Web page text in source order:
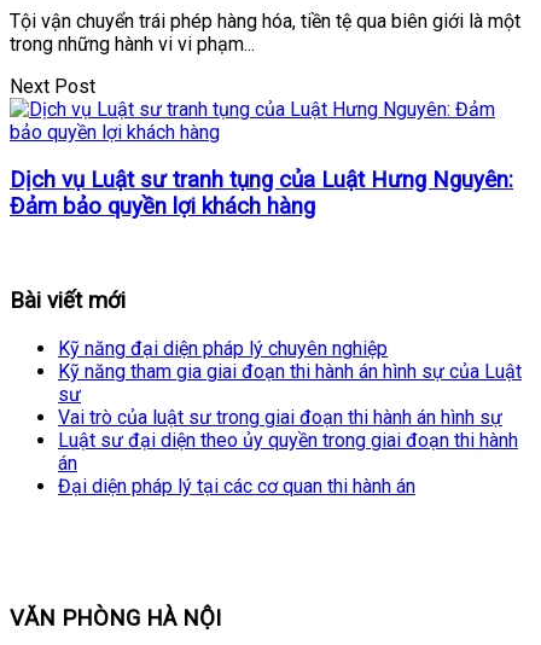
Tội vận chuyển trái phép hàng hóa, tiền tệ qua biên giới là một
trong những hành vi vi phạm...
Next Post
Dịch vụ Luật sư tranh tụng của Luật Hưng Nguyên:
Đảm bảo quyền lợi khách hàng
Bài viết mới
Kỹ năng đại diện pháp lý chuyên nghiệp
Kỹ năng tham gia giai đoạn thi hành án hình sự của Luật
sư
Vai trò của luật sư trong giai đoạn thi hành án hình sự
Luật sư đại diện theo ủy quyền trong giai đoạn thi hành
án
Đại diện pháp lý tại các cơ quan thi hành án
VĂN PHÒNG HÀ NỘI